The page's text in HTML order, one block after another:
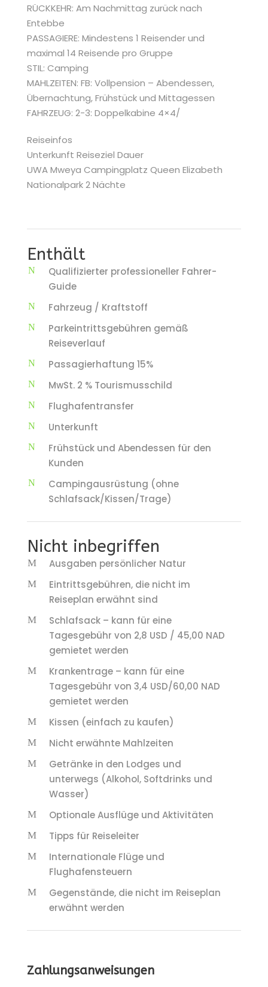
RÜCKKEHR: Am Nachmittag zurück nach
Entebbe
PASSAGIERE: Mindestens 1 Reisender und
maximal 14 Reisende pro Gruppe
STIL: Camping
MAHLZEITEN: FB: Vollpension – Abendessen,
Übernachtung, Frühstück und Mittagessen
FAHRZEUG: 2-3: Doppelkabine 4×4/
Reiseinfos
Unterkunft Reiseziel Dauer
UWA Mweya Campingplatz Queen Elizabeth
Nationalpark 2 Nächte
Enthält
Qualifizierter professioneller Fahrer-
Guide
Fahrzeug / Kraftstoff
Parkeintrittsgebühren gemäß
Reiseverlauf
Passagierhaftung 15%
MwSt. 2 % Tourismusschild
Flughafentransfer
Unterkunft
Frühstück und Abendessen für den
Kunden
Campingausrüstung (ohne
Schlafsack/Kissen/Trage)
Nicht inbegriffen
Ausgaben persönlicher Natur
Eintrittsgebühren, die nicht im
Reiseplan erwähnt sind
Schlafsack – kann für eine
Tagesgebühr von 2,8 USD / 45,00 NAD
gemietet werden
Krankentrage – kann für eine
Tagesgebühr von 3,4 USD/60,00 NAD
gemietet werden
Kissen (einfach zu kaufen)
Nicht erwähnte Mahlzeiten
Getränke in den Lodges und
unterwegs (Alkohol, Softdrinks und
Wasser)
Optionale Ausflüge und Aktivitäten
Tipps für Reiseleiter
Internationale Flüge und
Flughafensteuern
Gegenstände, die nicht im Reiseplan
erwähnt werden
Zahlungsanweisungen